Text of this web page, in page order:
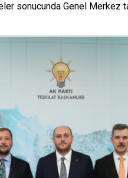
sonucunda Genel Merkez